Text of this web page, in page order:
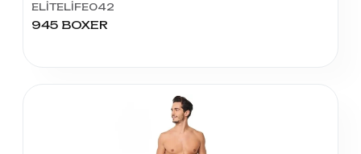
ELİTELİFE042
945 BOXER